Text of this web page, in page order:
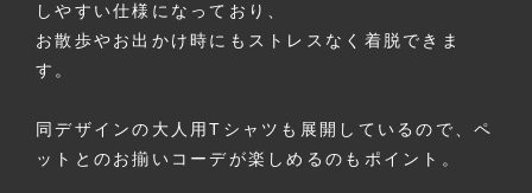
しやすい仕様になっており、
お散歩やお出かけ時にもストレスなく着脱できま
す。
同デザインの大人用Tシャツも展開しているので、ペ
ットとのお揃いコーデが楽しめるのもポイント。